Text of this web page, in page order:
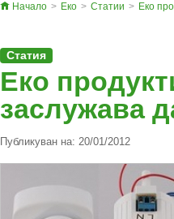
Начало > Еко > Статии > Еко
Статия
Еко
заслужава
Публикуван на: 20/01/2012